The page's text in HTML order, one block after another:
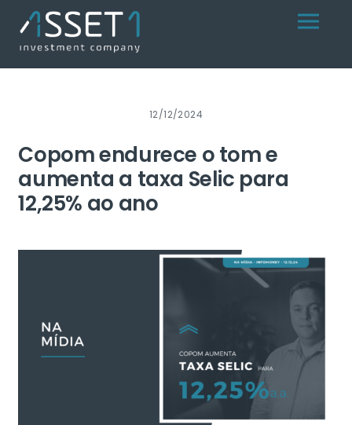
content
Menu
12/12/2024
Copom endurece o tom e
aumenta a taxa Selic para
12,25% ao ano